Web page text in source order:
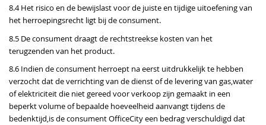
8.4 Het risico en de bewijslast voor de juiste en tijdige uitoefening van
het herroepingsrecht ligt bij de consument.
8.5 De consument draagt de rechtstreekse kosten van het
terugzenden van het product.
8.6 Indien de consument herroept na eerst uitdrukkelijk te hebben
verzocht dat de verrichting van de dienst of de levering van gas,water
of elektriciteit die niet gereed voor verkoop zijn gemaakt in een
beperkt volume of bepaalde hoeveelheid aanvangt tijdens de
bedenktijd,is de consument OfficeCity een bedrag verschuldigd dat